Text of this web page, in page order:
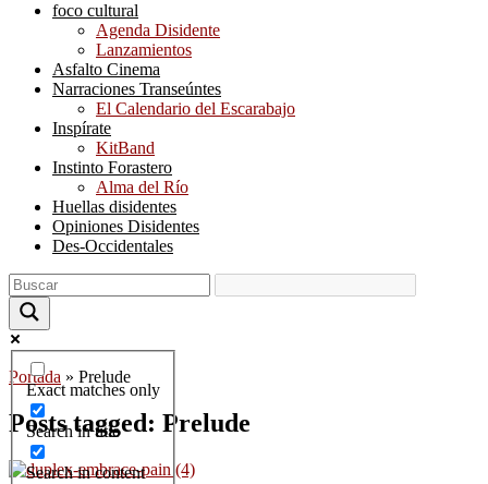
foco cultural
Agenda Disidente
Lanzamientos
Asfalto Cinema
Narraciones Transeúntes
El Calendario del Escarabajo
Inspírate
KitBand
Instinto Forastero
Alma del Río
Huellas disidentes
Opiniones Disidentes
Des-Occidentales
Exact matches only
Search in title
Search in content
Portada » Prelude
Posts tagged: Prelude